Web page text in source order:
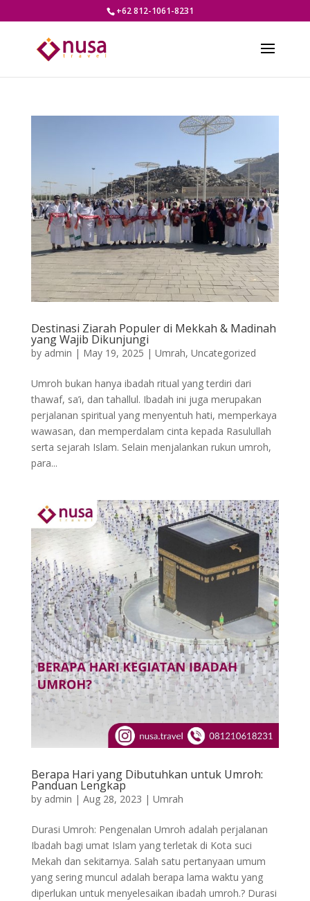
+62 812-1061-8231
Destinasi Ziarah Populer di Mekkah & Madinah
yang Wajib Dikunjungi
by admin | May 19, 2025 | Umrah, Uncategorized
Umroh bukan hanya ibadah ritual yang terdiri dari
thawaf, sa’i, dan tahallul. Ibadah ini juga merupakan
perjalanan spiritual yang menyentuh hati, memperkaya
wawasan, dan memperdalam cinta kepada Rasulullah
serta sejarah Islam. Selain menjalankan rukun umroh,
para...
Berapa Hari yang Dibutuhkan untuk Umroh:
Panduan Lengkap
by admin | Aug 28, 2023 | Umrah
Durasi Umroh: Pengenalan Umroh adalah perjalanan
Ibadah bagi umat Islam yang terletak di Kota suci
Mekah dan sekitarnya. Salah satu pertanyaan umum
yang sering muncul adalah berapa lama waktu yang
diperlukan untuk menyelesaikan ibadah umroh.? Durasi